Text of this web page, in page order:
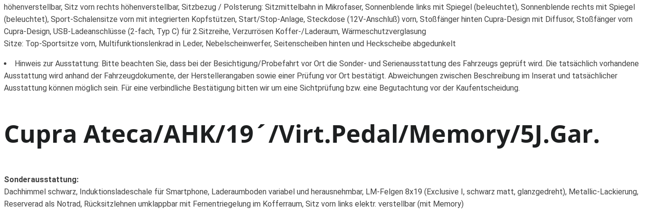
höhenverstellbar, Sitz vorn rechts höhenverstellbar, Sitzbezug / Polsterung: Sitzmittelbahn in Mikrofaser, Sonnenblende links mit Spiegel (beleuchtet), Sonnenblende rechts mit Spiegel
(beleuchtet), Sport-Schalensitze vorn mit integrierten Kopfstützen, Start/Stop-Anlage, Steckdose (12V-Anschluß) vorn, Stoßfänger hinten Cupra-Design mit Diffusor, Stoßfänger vorn
Cupra-Design, USB-Ladeanschlüsse (2-fach, Typ C) für 2.Sitzreihe, Verzurrösen Koffer-/Laderaum, Wärmeschutzverglasung
Sitze: Top-Sportsitze vorn, Multifunktionslenkrad in Leder, Nebelscheinwerfer, Seitenscheiben hinten und Heckscheibe abgedunkelt
Hinweis zur Ausstattung: Bitte beachten Sie, dass bei der Besichtigung/Probefahrt vor Ort die Sonder- und Serienausstattung des Fahrzeugs geprüft wird. Die tatsächlich vorhandene
Ausstattung wird anhand der Fahrzeugdokumente, der Herstellerangaben sowie einer Prüfung vor Ort bestätigt. Abweichungen zwischen Beschreibung im Inserat und tatsächlicher
Ausstattung können möglich sein. Für eine verbindliche Bestätigung bitten wir um eine Sichtprüfung bzw. eine Begutachtung vor der Kaufentscheidung.
Cupra Ateca/AHK/19´/Virt.Pedal/Memory/5J.Gar.
Sonderausstattung:
Dachhimmel schwarz, Induktionsladeschale für Smartphone, Laderaumboden variabel und herausnehmbar, LM-Felgen 8x19 (Exclusive I, schwarz matt, glanzgedreht), Metallic-Lackierung,
Reserverad als Notrad, Rücksitzlehnen umklappbar mit Fernentriegelung im Kofferraum, Sitz vorn links elektr. verstellbar (mit Memory)